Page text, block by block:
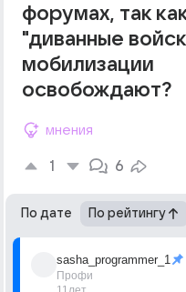
форумах, так
"диванные
мобилизации
освобождают?
мнения
1 6
По дате По рейтингу
sasha_programmer_1
Профи